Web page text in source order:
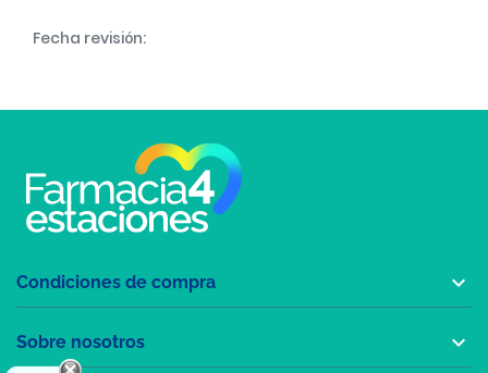
Fecha revisión:
Condiciones de compra 
Sobre nosotros 